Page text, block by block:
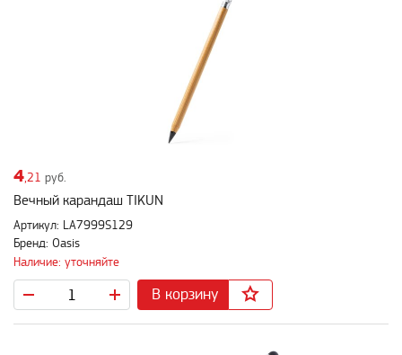
4 ,21 руб.
Вечный карандаш TIKUN
Артикул: LA7999S129
Бренд: Oasis
Наличие: уточняйте
В корзину